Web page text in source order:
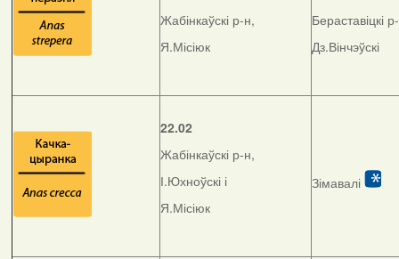
Жабінкаўскі р-н,
Я.Місіюк
Бераставіцкі
Дз.Вінчэўскі
22.02
Жабінкаўскі р-н,
І.Юхноўскі і
Я.Місіюк
Зімавалі